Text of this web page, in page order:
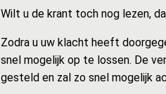
Wilt u de krant toch nog lezen,
Zodra u uw klacht heeft
snel mogelijk op te lossen. De
gesteld en zal zo snel mogelijk